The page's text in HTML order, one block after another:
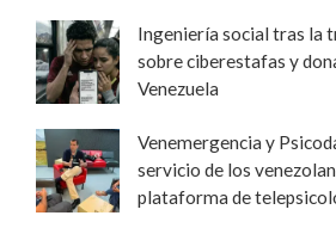
Ingeniería social tras la
sobre ciberestafas y
Venezuela
Venemergencia y
servicio de los
plataforma de